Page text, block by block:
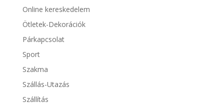
Online kereskedelem
Ötletek-Dekorációk
Párkapcsolat
Sport
Szakma
Szállás-Utazás
Szállítás